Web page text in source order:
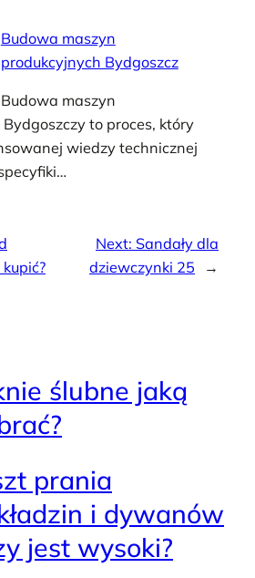
Budowa maszyn
produkcyjnych Bydgoszcz
Budowa maszyn
to proces, który
wiedzy technicznej
Next: Sandały dla
dziewczynki 25
→
ślubne jaką
prania
i dywanów
jest wysoki?